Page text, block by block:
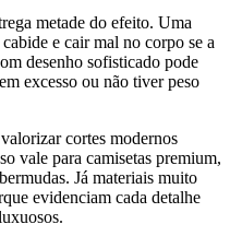
metade do efeito. Uma
e cair mal no corpo se a
desenho sofisticado pode
excesso ou não tiver peso
cortes modernos
vale para camisetas premium,
Já materiais muito
evidenciam cada detalhe